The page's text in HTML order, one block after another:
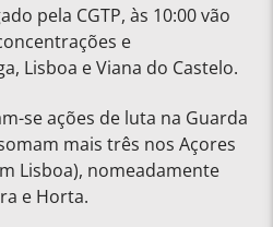
pela CGTP, às 10:00 vão
e
Lisboa e Viana do Castelo.
se ações de luta na Guarda
mais três nos Açores
Lisboa), nomeadamente
e Horta.